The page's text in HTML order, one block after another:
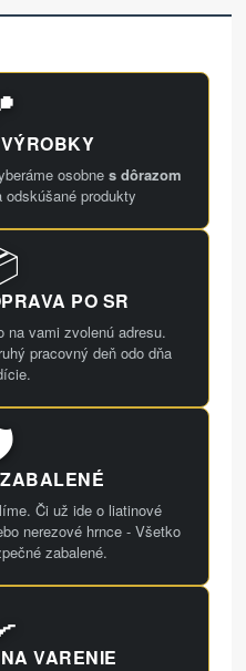
osobne s dôrazom
odskúšané produkty
PO SR
na vami zvolenú adresu.
pracovný deň odo dňa
Či už ide o liatinové
nerezové hrnce - Všetko
zabalené.
VARENIE